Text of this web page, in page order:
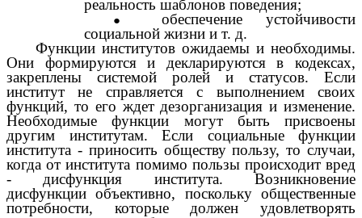
реальность шаблонов поведения;
обеспечение устойчивости
социальной жизни и т. д.
Функции институтов ожидаемы и необходимы.
Они формируются и декларируются в кодексах,
закреплены системой ролей и статусов. Если
институт не справляется с выполнением своих
функций, то его ждет дезорганизация и изменение.
Необходимые функции могут быть присвоены
другим институтам. Если социальные функции
института - приносить обществу пользу, то случаи,
когда от института помимо пользы происходит вред
- дисфункция института. Возникновение
дисфункции объективно, поскольку общественные
потребности, которые должен удовлетворять